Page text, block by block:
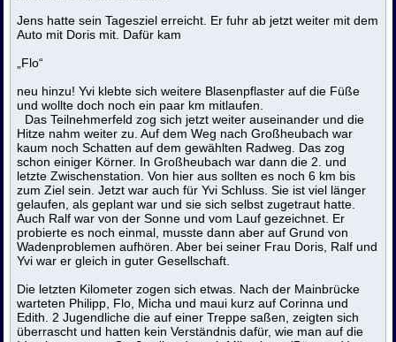
Jens hatte sein Tagesziel erreicht. Er fuhr ab jetzt weiter mit dem
Auto mit Doris mit. Dafür kam
„Flo“
neu hinzu! Yvi klebte sich weitere Blasenpflaster auf die Füße
und wollte doch noch ein paar km mitlaufen.
Das Teilnehmerfeld zog sich jetzt weiter auseinander und die
Hitze nahm weiter zu. Auf dem Weg nach Großheubach war
kaum noch Schatten auf dem gewählten Radweg. Das zog
schon einiger Körner. In Großheubach war dann die 2. und
letzte Zwischenstation. Von hier aus sollten es noch 6 km bis
zum Ziel sein. Jetzt war auch für Yvi Schluss. Sie ist viel länger
gelaufen, als geplant war und sie sich selbst zugetraut hatte.
Auch Ralf war von der Sonne und vom Lauf gezeichnet. Er
probierte es noch einmal, musste dann aber auf Grund von
Wadenproblemen aufhören. Aber bei seiner Frau Doris, Ralf und
Yvi war er gleich in guter Gesellschaft.
Die letzten Kilometer zogen sich etwas. Nach der Mainbrücke
warteten Philipp, Flo, Micha und maui kurz auf Corinna und
Edith. 2 Jugendliche die auf einer Treppe saßen, zeigten sich
überrascht und hatten kein Verständnis dafür, wie man auf die